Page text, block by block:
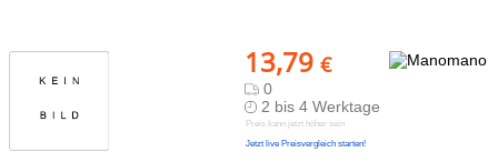
13,79 €
0
2 bis 4 Werktage
Preis kann jetzt höher sein
Jetzt live Preisvergleich starten!